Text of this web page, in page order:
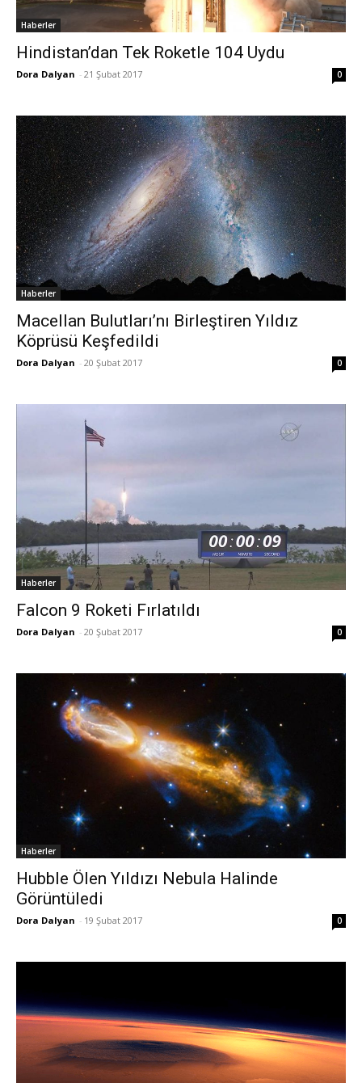
Haberler
Hindistan’dan Tek Roketle 104 Uydu
Dora Dalyan - 21 Şubat 2017 0
Haberler
Macellan Bulutları’nı Birleştiren Yıldız
Köprüsü Keşfedildi
Dora Dalyan - 20 Şubat 2017 0
Haberler
Falcon 9 Roketi Fırlatıldı
Dora Dalyan - 20 Şubat 2017 0
Haberler
Hubble Ölen Yıldızı Nebula Halinde
Görüntüledi
Dora Dalyan - 19 Şubat 2017 0